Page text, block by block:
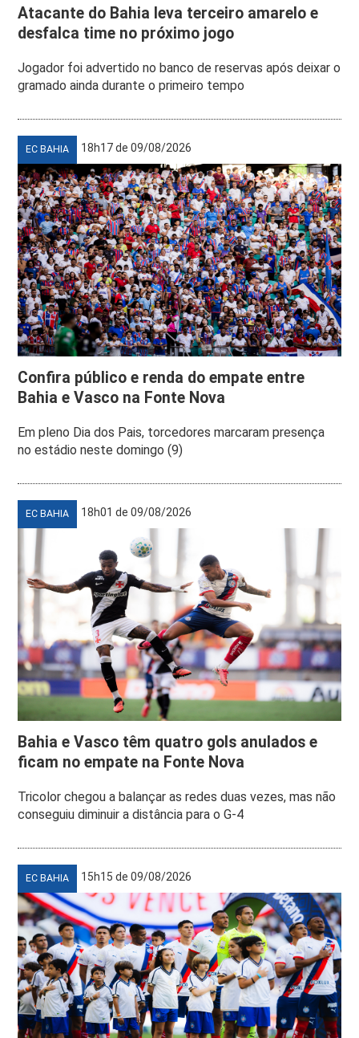
Atacante do Bahia leva terceiro amarelo e
desfalca time no próximo jogo
Jogador foi advertido no banco de reservas após deixar o
gramado ainda durante o primeiro tempo
EC BAHIA 18h17 de 09/08/2026
Confira público e renda do empate entre
Bahia e Vasco na Fonte Nova
Em pleno Dia dos Pais, torcedores marcaram presença
no estádio neste domingo (9)
EC BAHIA 18h01 de 09/08/2026
Bahia e Vasco têm quatro gols anulados e
ficam no empate na Fonte Nova
Tricolor chegou a balançar as redes duas vezes, mas não
conseguiu diminuir a distância para o G-4
EC BAHIA 15h15 de 09/08/2026